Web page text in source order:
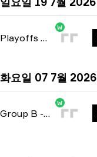
Playoffs bo3
W
화요일 07 7월 2026
Group B - bo3
W